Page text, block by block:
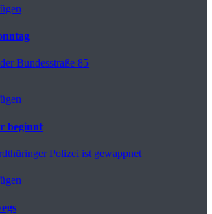
Bundesstraße 85
beginnt
Polizei ist gewappnet